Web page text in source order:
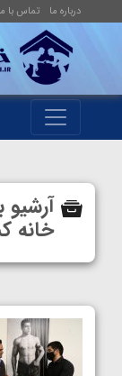
درباره ما تماس با
خانه